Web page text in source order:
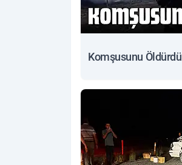
Komşusunu Öldürdü